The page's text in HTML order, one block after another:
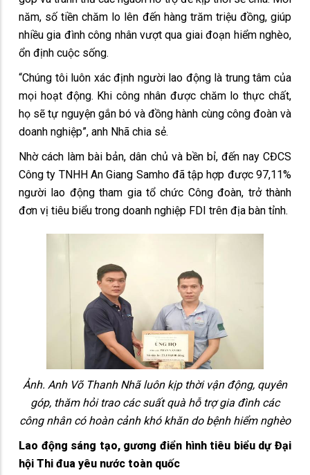
năm, số tiền chăm lo lên đến hàng trăm triệu đồng, giúp
nhiều gia đình công nhân vượt qua giai đoạn hiểm nghèo,
ổn định cuộc sống.
“Chúng tôi luôn xác định người lao động là trung tâm của
mọi hoạt động. Khi công nhân được chăm lo thực chất,
họ sẽ tự nguyện gắn bó và đồng hành cùng công đoàn và
doanh nghiệp”, anh Nhã chia sẻ.
Nhờ cách làm bài bản, dân chủ và bền bỉ, đến nay CĐCS
Công ty TNHH An Giang Samho đã tập hợp được 97,11%
người lao động tham gia tổ chức Công đoàn, trở thành
đơn vị tiêu biểu trong doanh nghiệp FDI trên địa bàn tỉnh.
Ảnh. Anh Võ Thanh Nhã luôn kịp thời vận động, quyên
góp, thăm hỏi trao các suất quà hỗ trợ gia đình các
công nhân có hoàn cảnh khó khăn do bệnh hiểm nghèo
Lao động sáng tạo, gương điển hình tiêu biểu dự Đại
hội Thi đua yêu nước toàn quốc